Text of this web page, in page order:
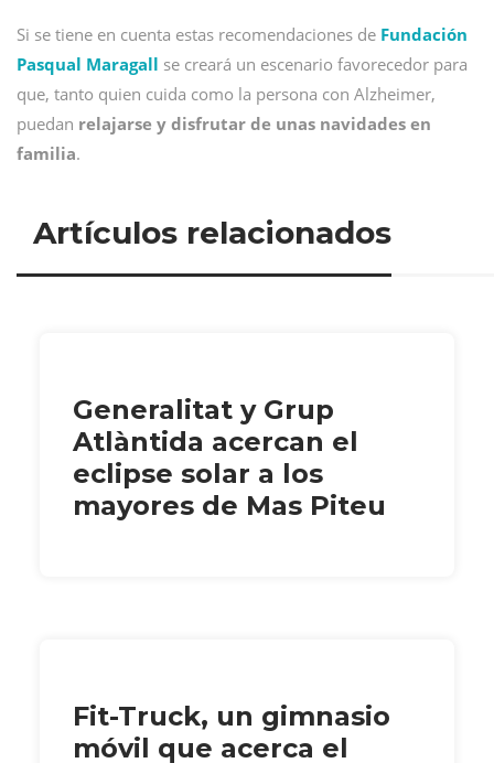
Si se tiene en cuenta estas recomendaciones de Fundación
Pasqual Maragall se creará un escenario favorecedor para
que, tanto quien cuida como la persona con Alzheimer,
puedan relajarse y disfrutar de unas navidades en
familia.
Artículos relacionados
Generalitat y Grup
Atlàntida acercan el
eclipse solar a los
mayores de Mas Piteu
Fit-Truck, un gimnasio
móvil que acerca el